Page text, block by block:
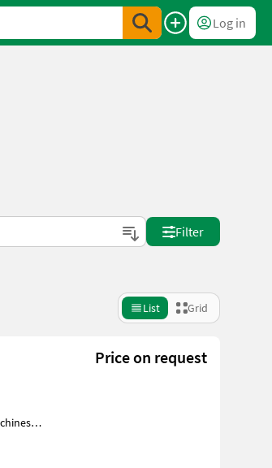
Log in
Filter
List Grid
Price on request